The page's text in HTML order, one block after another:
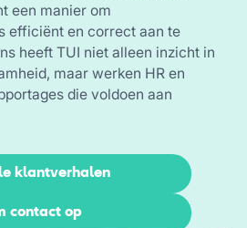
een manier om
efficiënt en correct aan te
heeft TUI niet alleen inzicht in
maar werken HR en
die voldoen aan
klantverhalen
contact op